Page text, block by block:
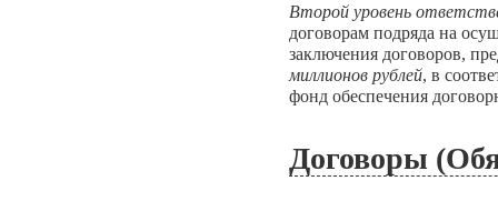
Второй уровень
договорам подряда на
заключения договоров,
миллионов рублей, в
фонд обеспечения
Договоры